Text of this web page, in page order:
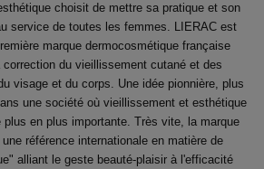
choisit de mettre sa pratique et son
service de toutes les femmes. LIERAC est
marque dermocosmétique française
du vieillissement cutané et des
visage et du corps. Une idée pionnière, plus
une société où vieillissement et esthétique
plus en plus importante. Très vite, la marque
référence internationale en matière de
alliant le geste beauté-plaisir à l'efficacité